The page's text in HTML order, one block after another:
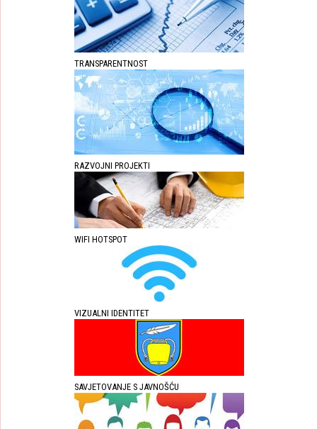
TRANSPARENTNOST
RAZVOJNI PROJEKTI
WIFI HOTSPOT
VIZUALNI IDENTITET
SAVJETOVANJE S JAVNOŠĆU